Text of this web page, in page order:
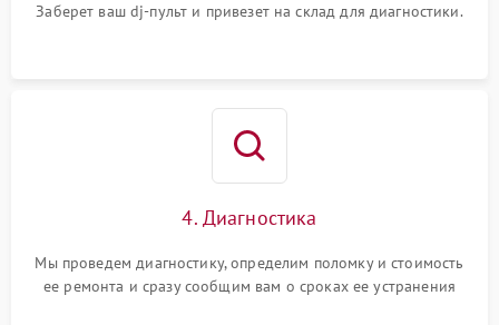
Заберет ваш dj-пульт и привезет на склад для диагностики.
4. Диагностика
Мы проведем диагностику, определим поломку и стоимость
ее ремонта и сразу сообщим вам о сроках ее устранения